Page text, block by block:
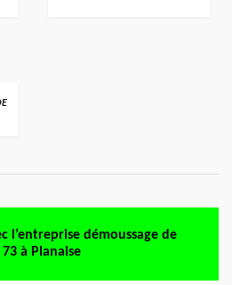
l’entreprise démoussage de
à Planaise